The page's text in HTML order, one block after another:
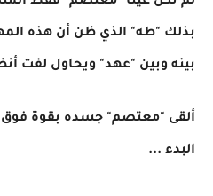
بذلك "طه" الذي ظن أن هذه
بينه وبين "عهد" ويحاول لفت
ألقى "معتصم" جسده بقوة فوق
البدء ...